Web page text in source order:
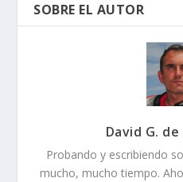
SOBRE EL AUTOR
David G.
Probando y escribiendo
mucho, mucho tiempo.